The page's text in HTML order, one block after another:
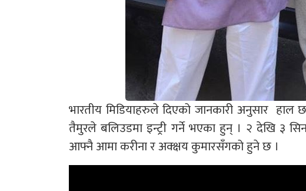
भारतीय मिडियाहरुले दिएको जानकारी अनुसार हाल
तैमुरले बलिउडमा इन्ट्री गर्ने भएका हुन् । २ देखि ३
आफ्नै आमा करीना र अक्क्षय कुमारसँगको हुने छ ।